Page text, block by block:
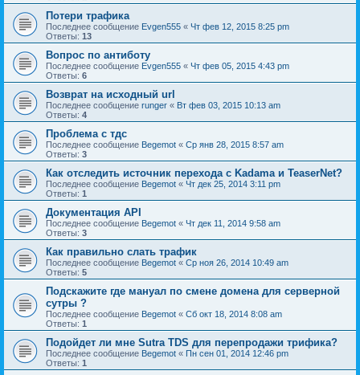
Потери трафика
Последнее сообщение Evgen555 « Чт фев 12, 2015 8:25 pm
Ответы: 13
Вопрос по антиботу
Последнее сообщение Evgen555 « Чт фев 05, 2015 4:43 pm
Ответы: 6
Возврат на исходный url
Последнее сообщение runger « Вт фев 03, 2015 10:13 am
Ответы: 4
Проблема с тдс
Последнее сообщение Begemot « Ср янв 28, 2015 8:57 am
Ответы: 3
Как отследить источник перехода с Kadama и TeaserNet?
Последнее сообщение Begemot « Чт дек 25, 2014 3:11 pm
Ответы: 1
Документация API
Последнее сообщение Begemot « Чт дек 11, 2014 9:58 am
Ответы: 3
Как правильно слать трафик
Последнее сообщение Begemot « Ср ноя 26, 2014 10:49 am
Ответы: 5
Подскажите где мануал по смене домена для серверной
сутры ?
Последнее сообщение Begemot « Сб окт 18, 2014 8:08 am
Ответы: 1
Подойдет ли мне Sutra TDS для перепродажи трифика?
Последнее сообщение Begemot « Пн сен 01, 2014 12:46 pm
Ответы: 1